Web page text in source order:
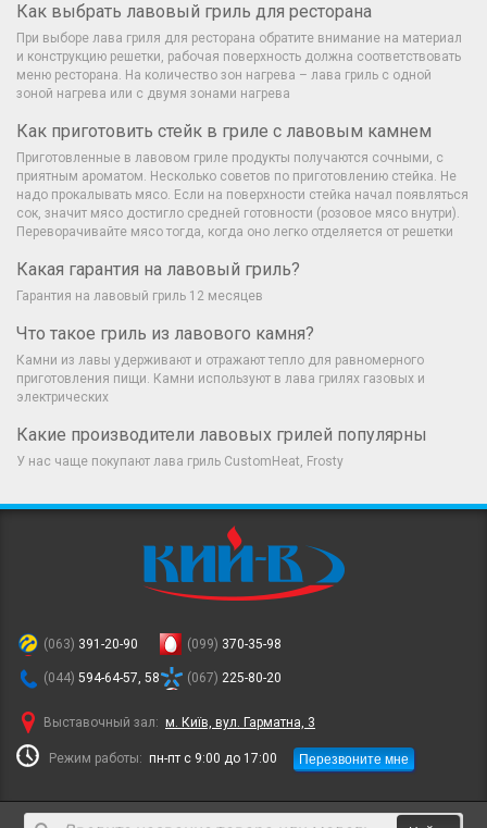
Как выбрать лавовый гриль для ресторана
При выборе лава гриля для ресторана обратите внимание на материал
и конструкцию решетки, рабочая поверхность должна соответствовать
меню ресторана. На количество зон нагрева – лава гриль с одной
зоной нагрева или с двумя зонами нагрева
Как приготовить стейк в гриле с лавовым камнем
Приготовленные в лавовом гриле продукты получаются сочными, с
приятным ароматом. Несколько советов по приготовлению стейка. Не
надо прокалывать мясо. Если на поверхности стейка начал появляться
сок, значит мясо достигло средней готовности (розовое мясо внутри).
Переворачивайте мясо тогда, когда оно легко отделяется от решетки
Какая гарантия на лавовый гриль?
Гарантия на лавовый гриль 12 месяцев
Что такое гриль из лавового камня?
Камни из лавы удерживают и отражают тепло для равномерного
приготовления пищи. Камни используют в лава грилях газовых и
электрических
Какие производители лавовых грилей популярны
У нас чаще покупают лава гриль CustomHeat, Frosty
(063) 391-20-90
(044) 594-64-57, 58
(099) 370-35-98
(067) 225-80-20
Выставочный зал: м. Київ, вул. Гарматна, 3
Режим работы: пн-пт с 9:00 до 17:00 Перезвоните мне